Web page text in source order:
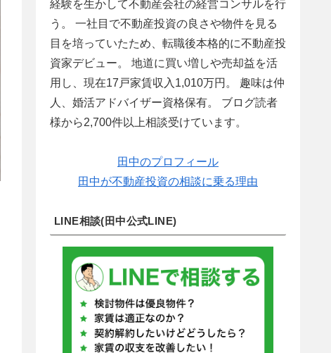
経験を生かして不動産会社の経営コンサルを行
う。 一社目で不動産投資の良さや物件を見る
目を培っていたため、転職後本格的に不動産投
資家デビュー。 地道に買い増しや売却益を活
用し、現在17戸家賃収入1,010万円。 趣味は仲
人、婚活アドバイザー資格保有。 ブログ読者
様から2,700件以上相談受けています。
田中のプロフィール
田中が不動産投資の相談に乗る理由
LINE相談(田中公式LINE)